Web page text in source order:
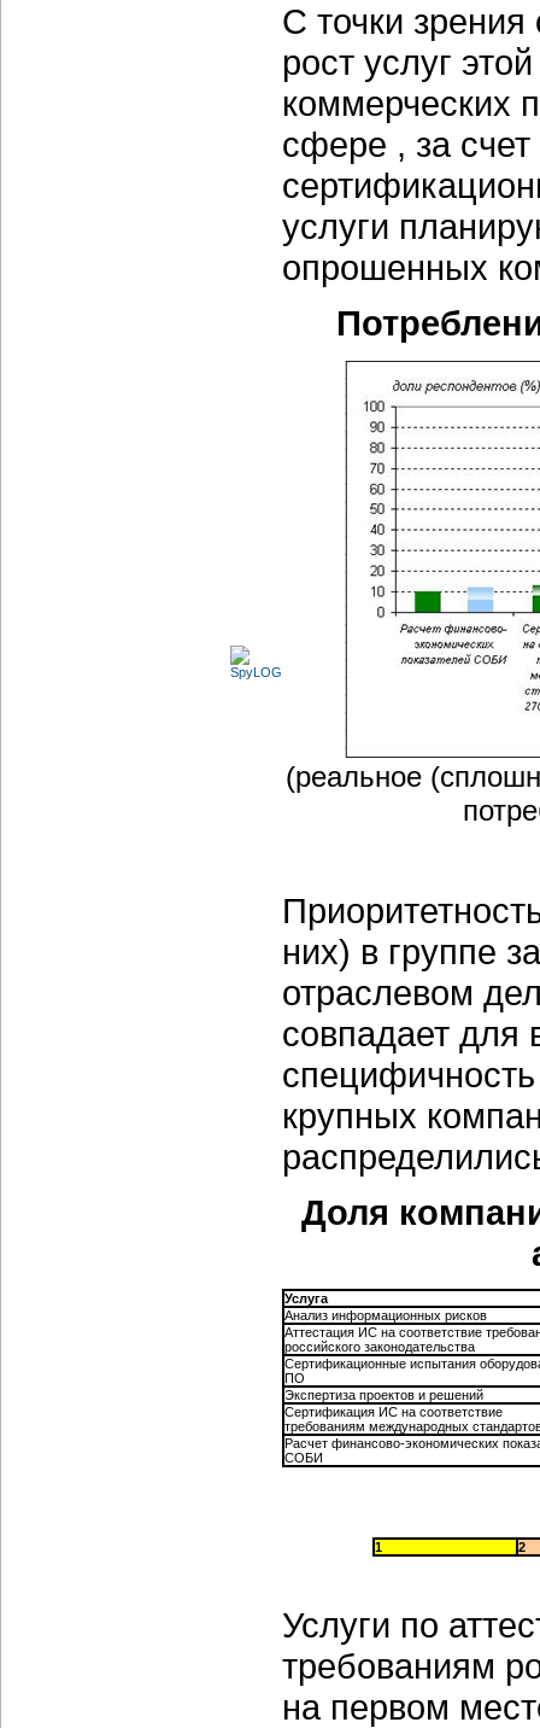
С точки
рост услуг
коммерческих
сфере , за счет
услуги
опрошенных
(реальное
них) в группе
отраслевом
совпадает для
крупных
Доля
Услуга
Анализ информационных рисков
Аттестация ИС на соответствие
российского законодательства
Сертификационные испытания
ПО
Экспертиза проектов и решений
Сертификация ИС на соответствие
требованиям международных
Расчет финансово-экономических
СОБИ
1 2
Услуги по
требованиям
на первом